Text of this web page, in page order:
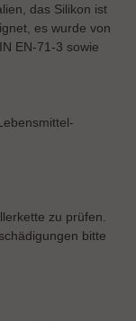
das Silikon ist
es wurde von
EN-71-3 sowie
zu prüfen.
bitte